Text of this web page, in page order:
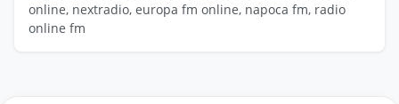
online, nextradio, europa fm online, napoca fm, radio
online fm